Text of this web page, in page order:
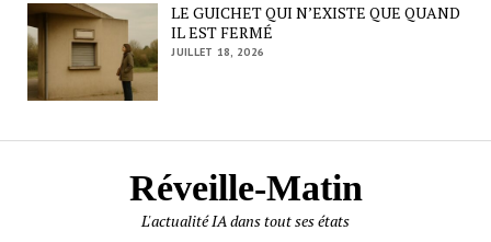
LE GUICHET QUI N’EXISTE QUE QUAND
IL EST FERMÉ
JUILLET 18, 2026
Réveille-Matin
L'actualité IA dans tout ses états